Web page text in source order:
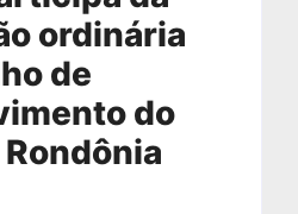
ordinária
de
do